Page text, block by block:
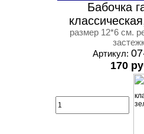
Бабочка
размер 12*6 см.
Артикул:
170